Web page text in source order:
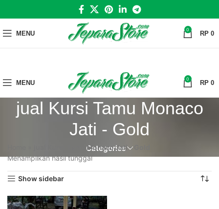
MENU 0 RP 0
MENU 0 RP 0
jual Kursi Tamu Monaco
Jati - Gold
Categories
jual Kursi Tamu Monaco Jati - Gold
Menampilkan hasil tunggal
Show sidebar